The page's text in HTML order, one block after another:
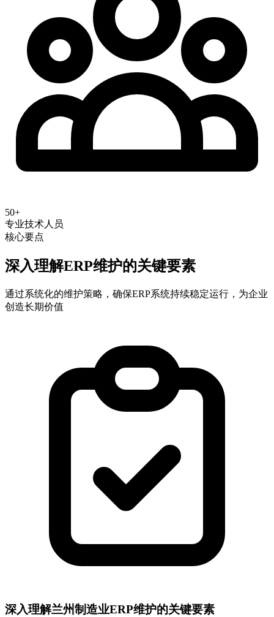
50+
专业技术人员
核心要点
深入理解ERP维护的关键要素
通过系统化的维护策略，确保ERP系统持续稳定运行，为企业
创造长期价值
深入理解兰州制造业ERP维护的关键要素